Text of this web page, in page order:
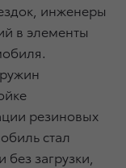
инженеры
в элементы
резиновых
стал
загрузки,